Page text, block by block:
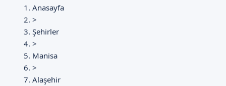
Anasayfa
>
Şehirler
>
Manisa
>
Alaşehir